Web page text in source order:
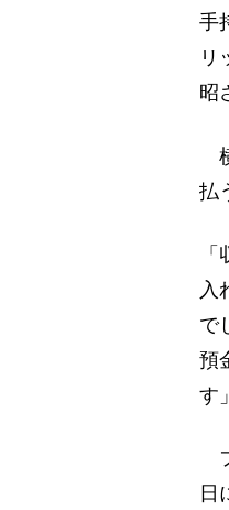
手
リ
昭
払
入
で
預
す
日